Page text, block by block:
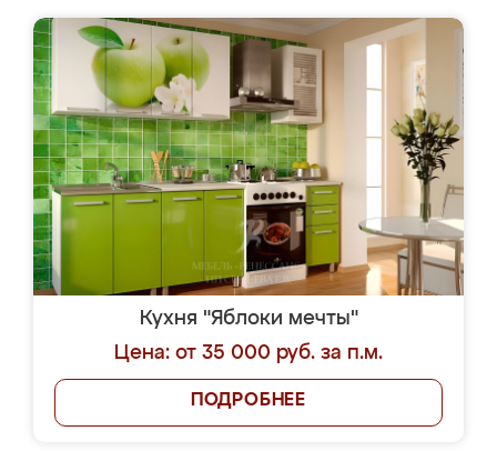
Кухня "Яблоки мечты"
Цена: от 35 000 руб. за п.м.
ПОДРОБНЕЕ